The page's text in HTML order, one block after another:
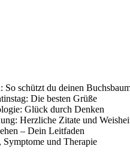
So schützt du deinen
Die besten Grüße
Glück durch Denken
Herzliche Zitate und
– Dein Leitfaden
Symptome und Therapie